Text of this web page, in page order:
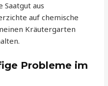
aus
auf chemische
Kräutergarten
Probleme im